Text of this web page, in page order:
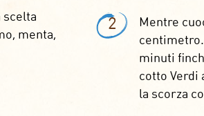
scelta
menta,
2
Mentre
centimetro.
minuti
cotto Verdi
la scorza